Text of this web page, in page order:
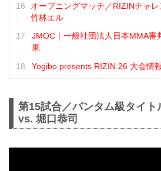
オープニングマッチ／RIZINチャ
竹林エル
JMOC｜一般社団法人日本MMA審
果
Yogibo presents RIZIN.26 大会情
第15試合／バンタム級タイト
vs. 堀口恭司